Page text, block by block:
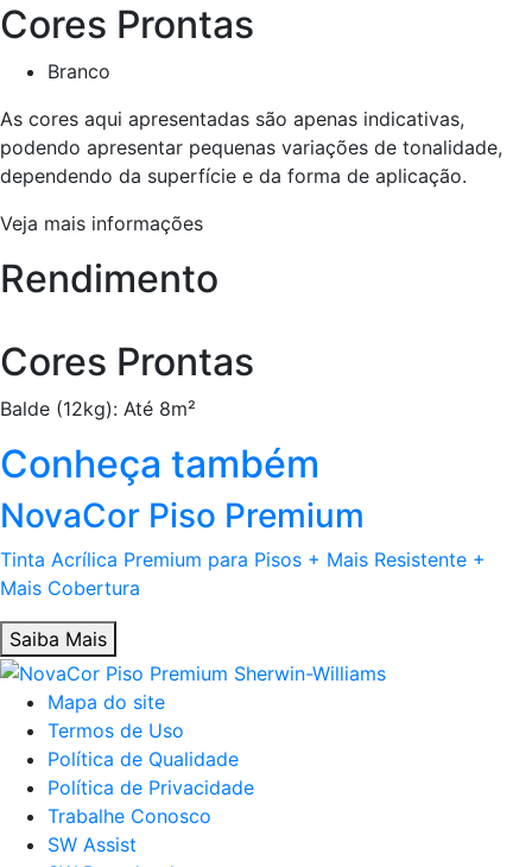
Cores Prontas
Branco
As cores aqui apresentadas são apenas indicativas,
podendo apresentar pequenas variações de tonalidade,
dependendo da superfície e da forma de aplicação.
Veja mais informações
Rendimento
Cores Prontas
Balde (12kg): Até 8m²
Conheça também
NovaCor Piso Premium
Tinta Acrílica Premium para Pisos + Mais Resistente +
Mais Cobertura
Saiba Mais
Mapa do site
Termos de Uso
Política de Qualidade
Política de Privacidade
Trabalhe Conosco
SW Assist